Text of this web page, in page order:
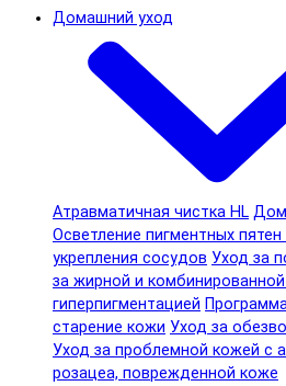
Домашний уход
Атравматичная чистка HL
Осветление пигментных пятен
укрепления сосудов Уход за
за жирной и
гиперпигментацией
старение кожи Уход за
Уход за проблемной кожей с
розацеа, поврежденной коже